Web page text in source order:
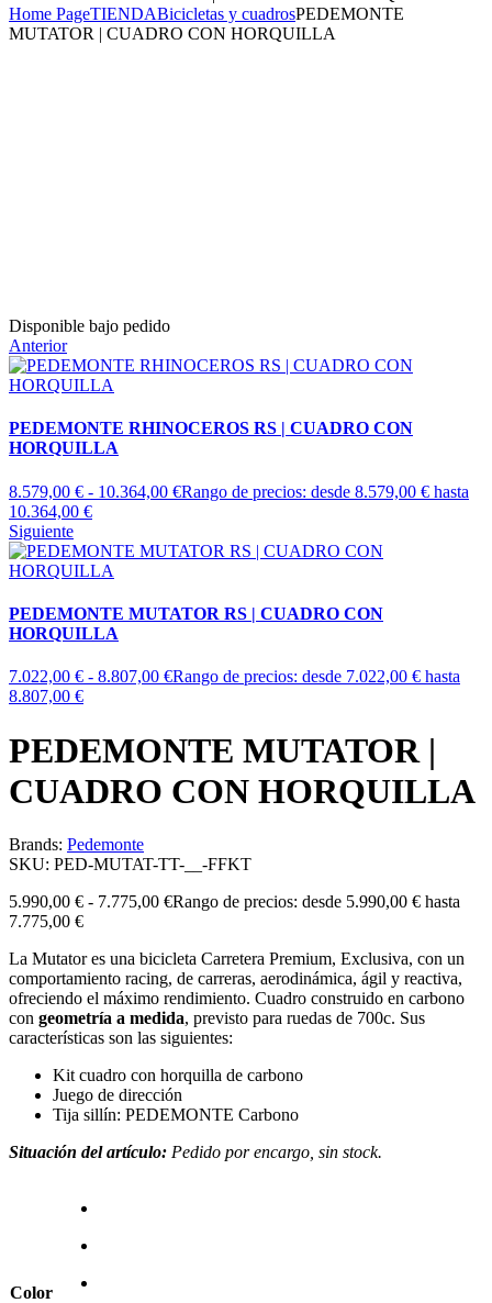
Home PageTIENDABicicletas y cuadrosPEDEMONTE
MUTATOR | CUADRO CON HORQUILLA
Disponible bajo pedido
Anterior
PEDEMONTE RHINOCEROS RS | CUADRO CON
HORQUILLA
8.579,00 € - 10.364,00 €Rango de precios: desde 8.579,00 € hasta
10.364,00 €
Siguiente
PEDEMONTE MUTATOR RS | CUADRO CON
HORQUILLA
7.022,00 € - 8.807,00 €Rango de precios: desde 7.022,00 € hasta
8.807,00 €
PEDEMONTE MUTATOR |
CUADRO CON HORQUILLA
Brands: Pedemonte
SKU: PED-MUTAT-TT-__-FFKT
5.990,00 € - 7.775,00 €Rango de precios: desde 5.990,00 € hasta
7.775,00 €
La Mutatores una bicicleta Carretera Premium, Exclusiva, con un
comportamiento racing, de carreras, aerodinámica, ágil y reactiva,
ofreciendo el máximo rendimiento. Cuadro construido en carbono
con geometría a medida, previsto para ruedas de 700c. Sus
características son las siguientes:
Kit cuadro con horquilla de carbono
Juego de dirección
Tija sillín: PEDEMONTE Carbono
Situación del artículo: Pedido por encargo, sin stock.
Color